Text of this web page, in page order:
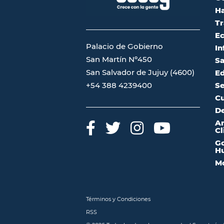
Palacio de Gobierno
San Martín Nº450
San Salvador de Jujuy (4600)
+54 388 4239400
Términos y Condiciones
RSS